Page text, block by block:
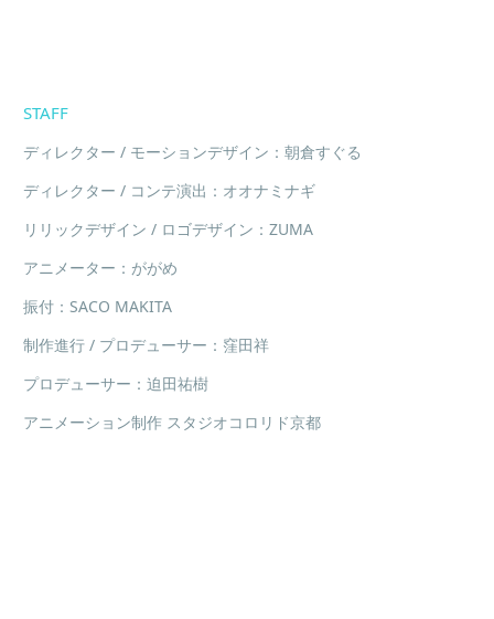
STAFF
ディレクター / モーションデザイン：朝倉すぐる
ディレクター / コンテ演出：オオナミナギ
リリックデザイン / ロゴデザイン：ZUMA
アニメーター：ががめ
振付：SACO MAKITA
制作進行 / プロデューサー：窪田祥
プロデューサー：迫田祐樹
アニメーション制作 スタジオコロリド京都